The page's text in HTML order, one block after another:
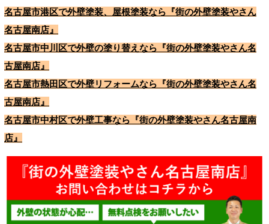
名古屋市港区で外壁塗装、屋根塗装なら『街の外壁塗装やさん
名古屋南店』
名古屋市中川区で外壁の塗り替えなら『街の外壁塗装やさん名
古屋南店』
名古屋市熱田区で外壁リフォームなら『街の外壁塗装やさん名
古屋南店』
名古屋市中村区で外壁工事なら『街の外壁塗装やさん名古屋南
店』